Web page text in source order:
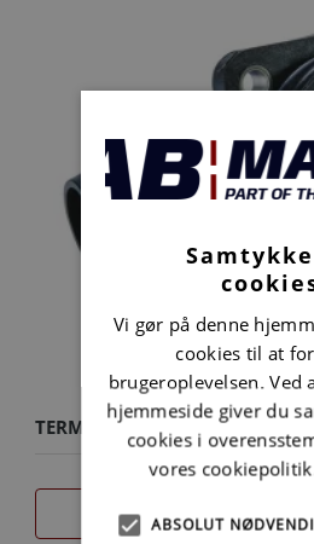
TERMOSTAT
Vi gør på denne
cookies til at
brugeroplevelsen. Ved
hjemmeside giver du
cookies i
vores
ABSOLUT